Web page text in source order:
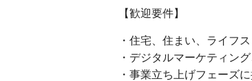
【歓迎要件】
・住宅、住まい、ライフ
・デジタルマーケティン
・事業立ち上げフェーズ